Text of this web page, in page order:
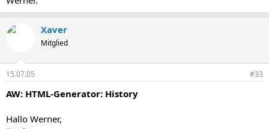
Xaver
Mitglied
15.07.05 #33
AW: HTML-Generator: History
Hallo Werner,